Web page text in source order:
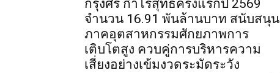
กรุงศรี กำไรสุทธิครึ่งแรกปี 2569
จำนวน 16.91 พันล้านบาท สนับสนุน
ภาคอุตสาหกรรมศักยภาพการ
เติบโตสูง ควบคู่การบริหารความ
เสี่ยงอย่างเข้มงวดระมัดระวัง